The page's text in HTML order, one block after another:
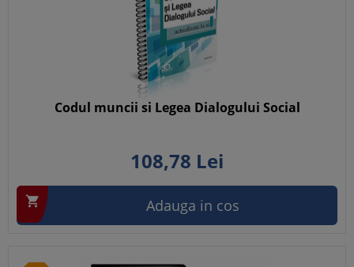
Codul muncii si Legea Dialogului Social
108,78 Lei
 Adauga in cos